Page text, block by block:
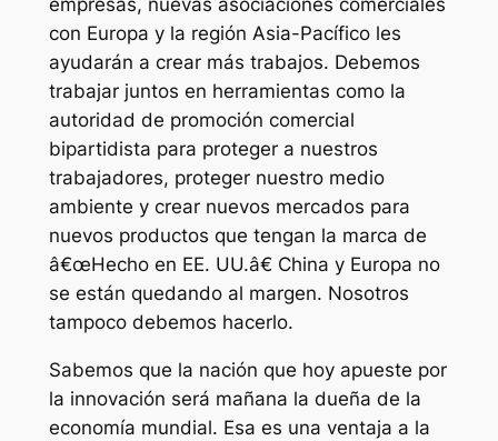
empresas, nuevas asociaciones comerciales
con Europa y la región Asia-Pacífico les
ayudarán a crear más trabajos. Debemos
trabajar juntos en herramientas como la
autoridad de promoción comercial
bipartidista para proteger a nuestros
trabajadores, proteger nuestro medio
ambiente y crear nuevos mercados para
nuevos productos que tengan la marca de
â€œHecho en EE. UU.â€ China y Europa no
se están quedando al margen. Nosotros
tampoco debemos hacerlo.
Sabemos que la nación que hoy apueste por
la innovación será mañana la dueña de la
economía mundial. Esa es una ventaja a la